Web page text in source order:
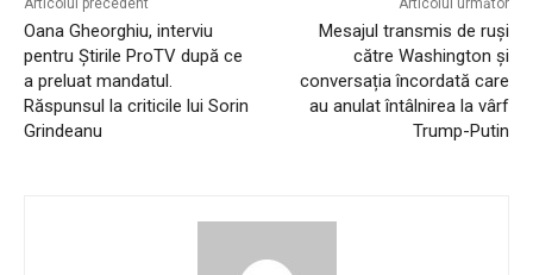
Articolul precedent
Oana Gheorghiu, interviu
pentru Știrile ProTV după ce
a preluat mandatul.
Răspunsul la criticile lui Sorin
Grindeanu
Articolul următor
Mesajul transmis de ruși
către Washington și
conversația încordată care
au anulat întâlnirea la vârf
Trump-Putin